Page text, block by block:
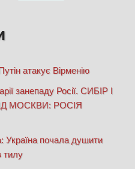
атакує Вірменію
занепаду Росії. СИБІР І
МОСКВИ: РОСІЯ
Україна почала душити
тилу